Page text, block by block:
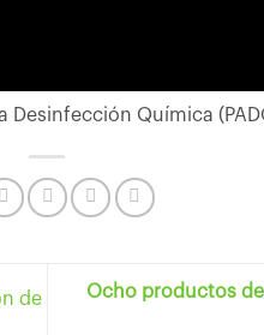
Desinfección Química
de
Ocho productos